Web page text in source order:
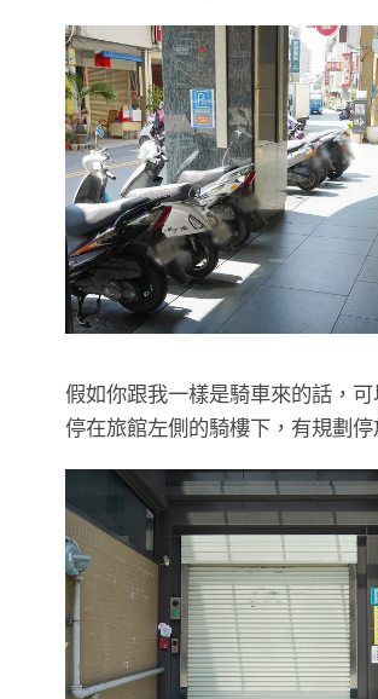
假如你跟我一樣是騎車來的話，
停在旅館左側的騎樓下，有規劃停